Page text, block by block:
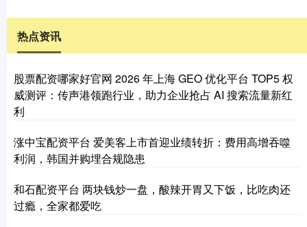
热点资讯
股票配资哪家好官网 2026 年上海 GEO 优化平台 TOP5 权
威测评：传声港领跑行业，助力企业抢占 AI 搜索流量新红
利
涨中宝配资平台 爱美客上市首迎业绩转折：费用高增吞噬
利润，韩国并购埋合规隐患
和石配资平台 两块钱炒一盘，酸辣开胃又下饭，比吃肉还
过瘾，全家都爱吃